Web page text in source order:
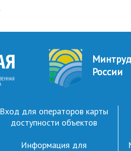
Минтруд
России
Вход для операторов карты
доступности объектов
Информация для